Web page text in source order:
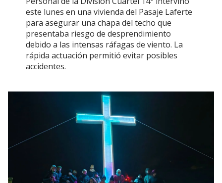
este lunes en una vivienda del Pasaje Laferte
para asegurar una chapa del techo que
presentaba riesgo de desprendimiento
debido a las intensas ráfagas de viento. La
rápida actuación permitió evitar posibles
accidentes.